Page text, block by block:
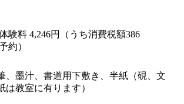
験料 4,246円（うち消費税額386
約）
、墨汁、書道用下敷き、半紙（硯、文
は教室に有ります）